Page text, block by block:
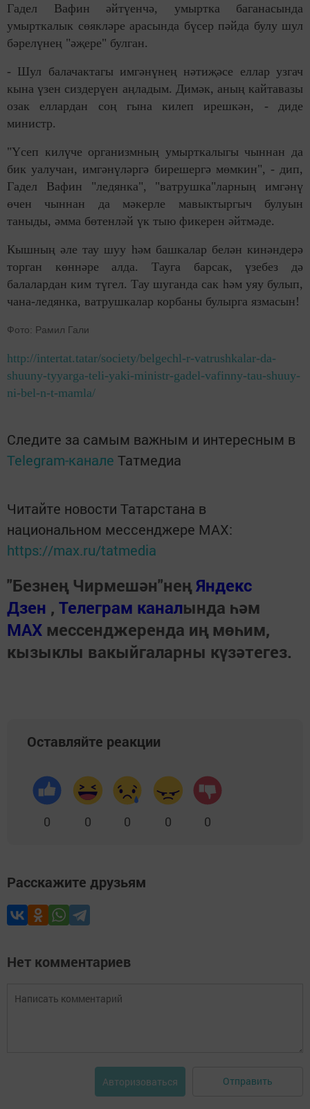
Гадел Вафин әйтүенчә, умыртка баганасында
умырткалык сөякләре арасында бүсер пәйда булу шул
бәрелүнең "әҗере" булган.
- Шул балачактагы имгәнүнең нәтиҗәсе еллар узгач
кына үзен сиздерүен аңладым. Димәк, аның кайтавазы
озак еллардан соң гына килеп ирешкән, - диде
министр.
"Үсеп килүче организмның умырткалыгы чыннан да
бик уалучан, имгәнүләргә бирешергә мөмкин", - дип,
Гадел Вафин "ледянка", "ватрушка"ларның имгәнү
өчен чыннан да мәкерле мавыктыргыч булуын
таныды, әмма бөтенләй үк тыю фикерен әйтмәде.
Кышның әле тау шуу һәм башкалар белән кинәндерә
торган көннәре алда. Тауга барсак, үзебез дә
балалардан ким түгел. Тау шуганда сак һәм уяу булып,
чана-ледянка, ватрушкалар корбаны булырга язмасын!
Фото: Рамил Гали
http://intertat.tatar/society/belgechl-r-vatrushkalar-da-
shuuny-tyyarga-teli-yaki-ministr-gadel-vafinny-tau-shuuy-
ni-bel-n-t-mamla/
Следите за самым важным и интересным в
Telegram-канале Татмедиа
Читайте новости Татарстана в
национальном мессенджере MАХ:
https://max.ru/tatmedia
"Безнең Чирмешән"неңЯндекс
Дзен , Телеграм каналында һәм
МАХ мессенджеренда иң мөһим,
кызыклы вакыйгаларны күзәтегез.
Оставляйте реакции
0 0 0 0 0
Расскажите друзьям
Нет комментариев
Авторизоваться Отправить